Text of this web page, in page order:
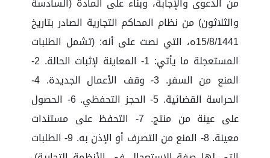
والثلاثون) من نظام المحاكم التجارية الصادر بتاريخ
15/8/1441ه، التي نصت على أنه: (تشمل الطلبات
المستعجلة ما يأتي: 1- المعاينة لإثبات الحالة. 2-
المنع من السفر. 3- وقف الأعمال الجديدة. 4-
الحراسة القضائية. 5- الحجز التحفظي. 6- الحصول
على عينة من منتج. 7- التحفظ على مستندات
معينة. 8- المنع من التصرف أو الإذن به. 9- الطلبات